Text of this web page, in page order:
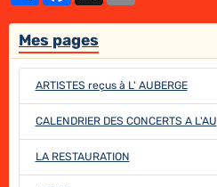
Mes pages
ARTISTES reçus à L' AUBERGE
CALENDRIER DES CONCERTS A L'AU
LA RESTAURATION